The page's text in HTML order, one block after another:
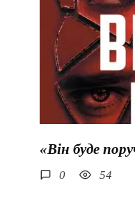
«Він буде
0 54